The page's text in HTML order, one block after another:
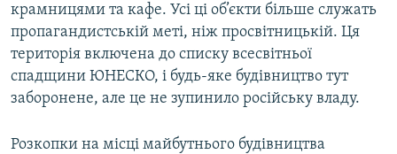
крамницями та кафе. Усі ці об’єкти більше служать
пропагандистській меті, ніж просвітницькій. Ця
територія включена до списку всесвітньої
спадщини ЮНЕСКО, і будь-яке будівництво тут
заборонене, але це не зупинило російську владу.
Розкопки на місці майбутнього будівництва